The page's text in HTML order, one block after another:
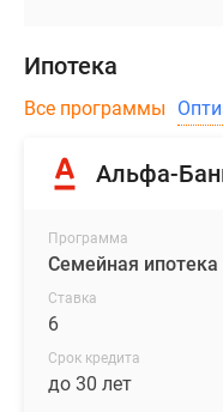
Ипотека
Все программы
Альфа-
Программа
Семейная ипотека
Ставка
6
Срок кредита
до 30 лет